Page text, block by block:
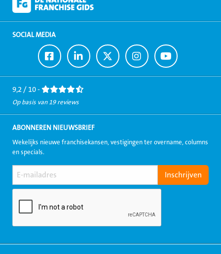
SOCIAL MEDIA
Ga
naar
Facebook
Ga
naar
LinkedIn
Ga
naar
Twitter
Ga
naar
Instagram
Ga
naar
Youtube
9,2 / 10 -
Op basis van 19 reviews
ABONNEREN NIEUWSBRIEF
Wekelijks nieuwe franchisekansen, vestigingen ter overname, columns
en specials.